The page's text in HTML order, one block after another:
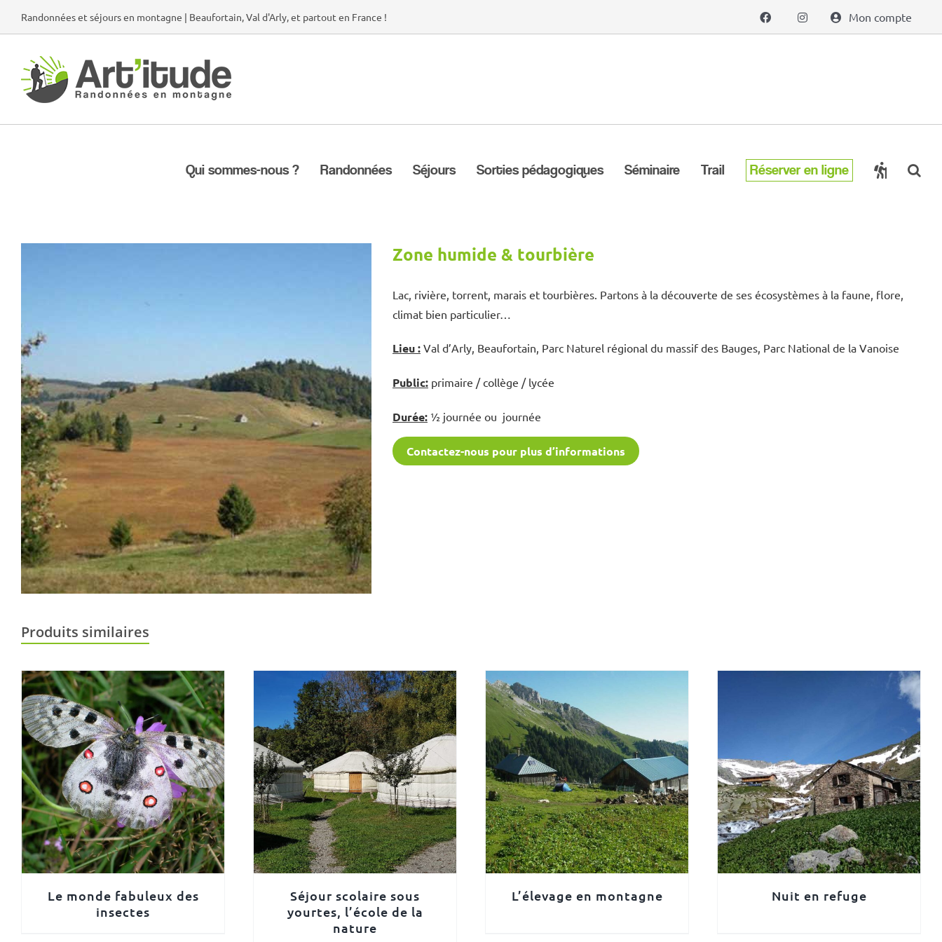
Randonnées et séjours en montagne | Beaufortain, Val d'Arly, et partout en France ! Mon compte
Qui sommes-nous ? Randonnées Séjours Sorties pédagogiques Séminaire Trail Réserver en ligne
Zone humide & tourbière
Lac, rivière, torrent, marais et tourbières. Partons à la découverte de ses écosystèmes à la faune, flore,
climat bien particulier…
Lieu : Val d’Arly, Beaufortain, Parc Naturel régional du massif des Bauges, Parc National de la Vanoise
Public: primaire / collège / lycée
Durée: ½ journée ou journée
Contactez-nous pour plus d’informations
Produits similaires
Le monde fabuleux des
insectes
Séjour scolaire sous
yourtes, l’école de la
nature
L’élevage en montagne Nuit en refuge